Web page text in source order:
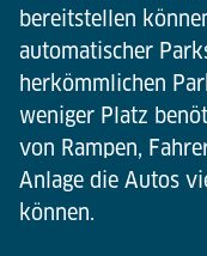
bereitstellen
automatischer
herkömmlichen
weniger Platz
von Rampen,
Anlage die Autos
können.